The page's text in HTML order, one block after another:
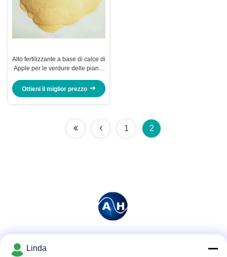
Alto fertilizzante a base di calce di
Apple per le verdure delle piante
frutta
Ottieni il miglior prezzo
1 2
Linda